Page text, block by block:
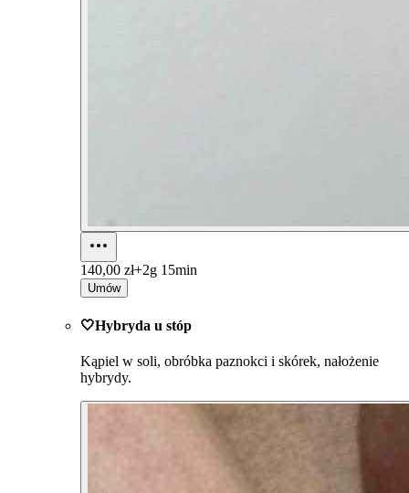
140,00 zł+2g 15min
Umów
🤍Hybryda u stóp
Kąpiel w soli, obróbka paznokci i skórek, nałożenie
hybrydy.